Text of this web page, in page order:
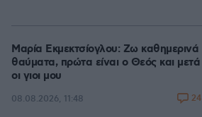
Μαρία Εκμεκτσίογλου: Ζω καθημερινά
θαύματα, πρώτα είναι ο Θεός και μετά
οι γιοι μου
08.08.2026, 11:48 24